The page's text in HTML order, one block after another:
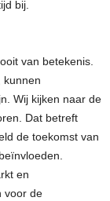
bij.
van betekenis.
kunnen
Wij kijken naar de
Dat betreft
de toekomst van
en
voor de